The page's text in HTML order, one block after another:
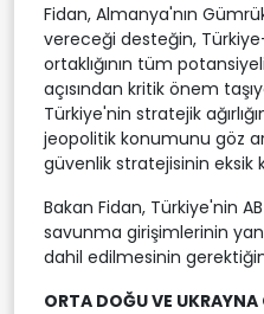
Fidan, Almanya'nın
vereceği desteğin,
ortaklığının tüm
açısından kritik önem
Türkiye'nin stratejik
jeopolitik konumunu göz
güvenlik stratejisinin eksik
Bakan Fidan, Türkiye'nin
savunma girişimlerinin
dahil edilmesinin
ORTA DOĞU VE